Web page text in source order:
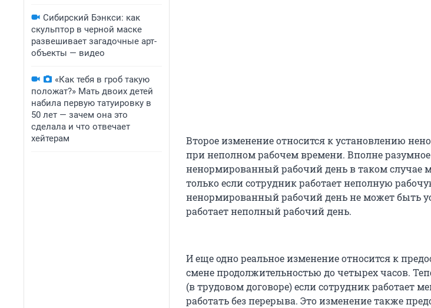
Сибирский Бэнкси: как
скульптор в черной маске
развешивает загадочные арт-
объекты — видео
«Как тебя в гроб такую
положат?» Мать двоих детей
набила первую татуировку в
50 лет — зачем она это
сделала и что отвечает
хейтерам
Второе изменение относится к установлению
при неполном рабочем времени. Вполне
ненормированный рабочий день в таком случае
только если сотрудник работает неполную
ненормированный рабочий день не может быть
работает неполный рабочий день.
И еще одно реальное изменение относится к
смене продолжительностью до четырех часов.
(в трудовом договоре) если сотрудник работает
работать без перерыва. Это изменение также